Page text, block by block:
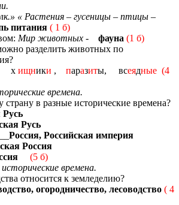
« Растения – гусеницы – птицы –
питания ( 1 б)
Мир животных - фауна (1 б)
разделить животных по
х ищники , паразиты, всеядные (4
времена.
в разные исторические времена?
Русь
Русь
Россия, Российская империя
Россия
(5 б)
времена.
относится к земледелию?
огородничество, лесоводство ( 4